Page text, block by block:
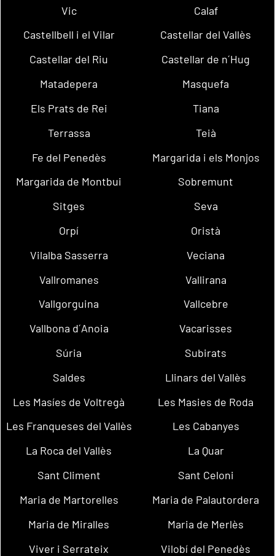
Vic
Calaf
Castellbell i el Vilar
Castellar del Vallès
Castellar del Riu
Castellar de n´Hug
Matadepera
Masquefa
Els Prats de Rei
Tiana
Terrassa
Teià
Fe del Penedès
Margarida i els Monjos
Margarida de Montbui
Sobremunt
Sitges
Seva
Orpí
Oristà
Vilalba Sasserra
Veciana
Vallromanes
Vallirana
Vallgorguina
Vallcebre
Vallbona d´Anoia
Vacarisses
Súria
Subirats
Saldes
Llinars del Vallès
Les Masíes de Voltregà
Les Masies de Roda
Les Franqueses del Vallès
Les Cabanyes
La Roca del Vallès
La Quar
Sant Climent
Sant Celoni
Maria de Martorelles
Maria de Palautordera
Maria de Miralles
Maria de Merlès
Viver i Serrateix
Vilobí del Penedès